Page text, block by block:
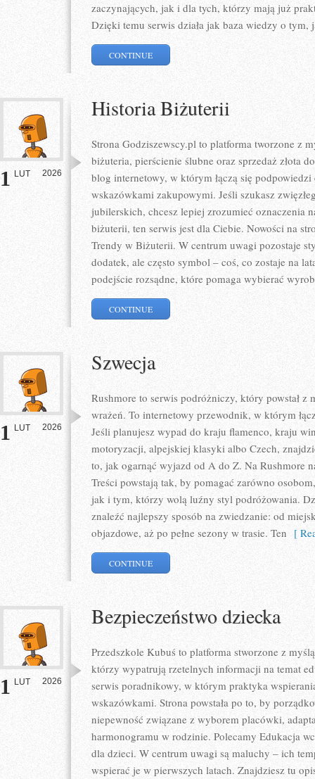
zaczynających, jak i dla tych, którzy mają już
Dzięki temu serwis działa jak baza wiedzy o tym,
CONTINUE
1 LUT 2026
Historia Biżuterii
Strona Godziszewscy.pl to platforma tworzone z
biżuteria, pierścienie ślubne oraz sprzedaż złota
blog internetowy, w którym łączą się
wskazówkami zakupowymi. Jeśli szukasz
jubilerskich, chcesz lepiej zrozumieć oznaczenia
biżuterii, ten serwis jest dla Ciebie. Nowości na
Trendy w Biżuterii. W centrum uwagi pozostaje
dodatek, ale często symbol – coś, co zostaje na
podejście rozsądne, które pomaga wybierać
CONTINUE
1 LUT 2026
Szwecja
Rushmore to serwis podróżniczy, który powstał z
wrażeń. To internetowy przewodnik, w którym
Jeśli planujesz wypad do kraju flamenco, kraju
motoryzacji, alpejskiej klasyki albo Czech,
to, jak ogarnąć wyjazd od A do Z. Na Rushmore
Treści powstają tak, by pomagać zarówno
jak i tym, którzy wolą luźny styl podróżowania.
znaleźć najlepszy sposób na zwiedzanie: od
objazdowe, aż po pełne sezony w trasie. Ten [
CONTINUE
1 LUT 2026
Bezpieczeństwo dziecka
Przedszkole Kubuś to platforma stworzone z
którzy wypatrują rzetelnych informacji na temat
serwis poradnikowy, w którym praktyka
wskazówkami. Strona powstała po to, by
niepewność związane z wyborem placówki,
harmonogramu w rodzinie. Polecamy Edukacja
dla dzieci. W centrum uwagi są maluchy – ich
wspierać je w pierwszych latach. Znajdziesz tu